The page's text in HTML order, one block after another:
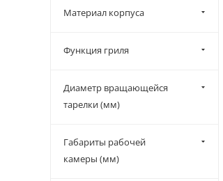
Материал корпуса
Функция гриля
Диаметр вращающейся
тарелки (мм)
Габариты рабочей
камеры (мм)